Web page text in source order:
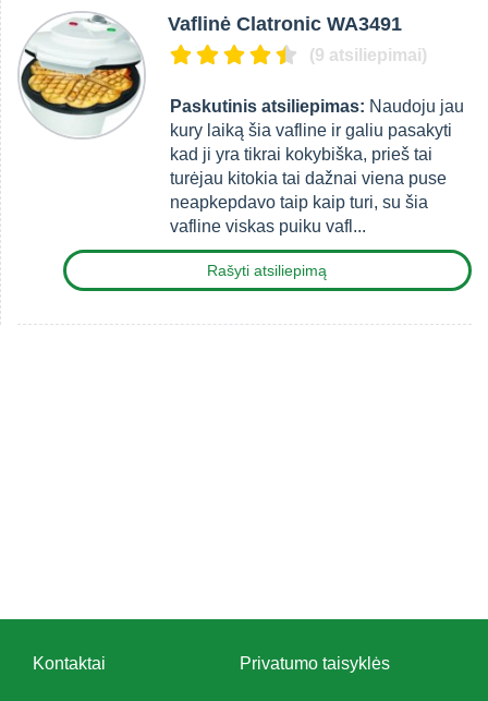
Vaflinė Clatronic WA3491
(9 atsiliepimai)
Paskutinis atsiliepimas: Naudoju jau
kury laiką šia vafline ir galiu pasakyti
kad ji yra tikrai kokybiška, prieš tai
turėjau kitokia tai dažnai viena puse
neapkepdavo taip kaip turi, su šia
vafline viskas puiku vafl...
Rašyti atsiliepimą
Kontaktai Privatumo taisyklės